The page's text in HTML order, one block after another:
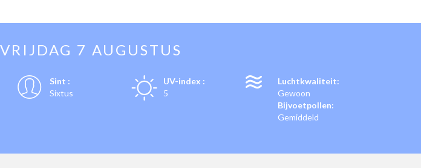
VRIJDAG 7 AUGUSTUS
Sint :
Sixtus
UV-index :
5
Luchtkwaliteit:
Gewoon
Bijvoetpollen:
Gemiddeld